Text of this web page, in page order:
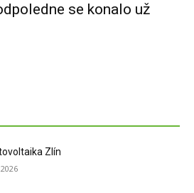
se konalo už
Zlín